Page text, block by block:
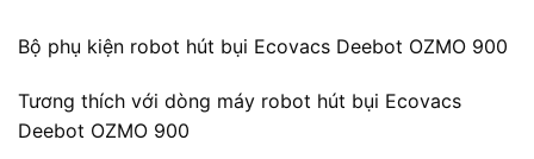
Bộ phụ kiện robot hút bụi Ecovacs Deebot OZMO 900
Tương thích với dòng máy robot hút bụi Ecovacs
Deebot OZMO 900